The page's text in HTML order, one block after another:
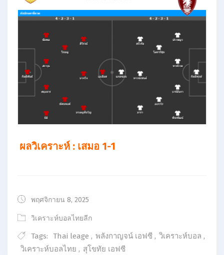
ผลวิเคราะห์ : เสมอ 1-1
พฤศจิกายน 8, 2025
วิเคราะห์บอลไทยลีก
Tags: Thai leage , พลังกาญจน์ เอฟซี , วิเคราะห์บอล ,
วิเคราะห์บอลไทย , สุโขทัย เอฟซี